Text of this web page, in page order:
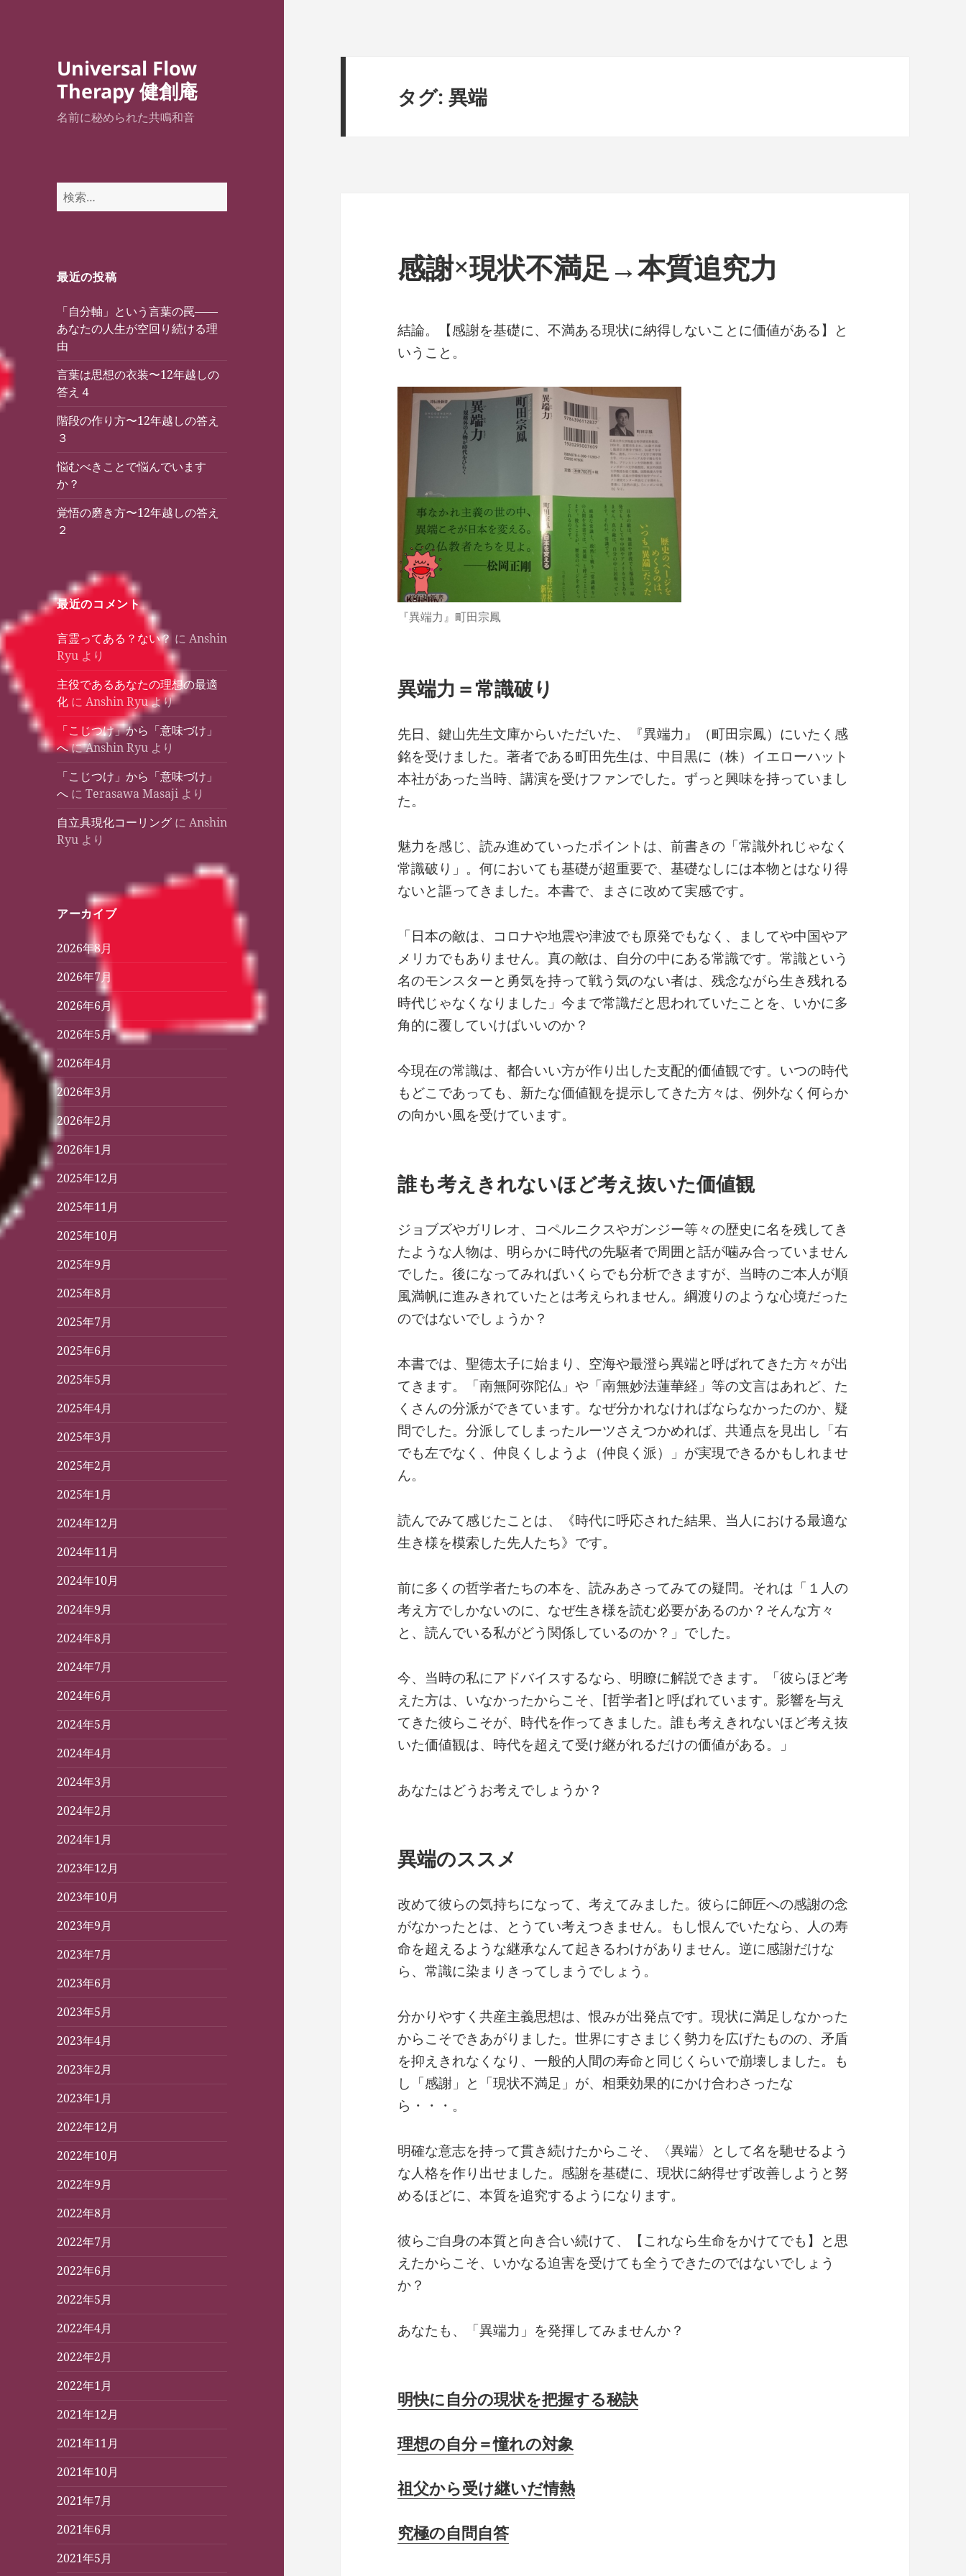
Universal Flow
Therapy 健創庵
名前に秘められた共鳴和音
検
索:
最近の投稿
「自分軸」という言葉の罠——
あなたの人生が空回り続ける理
由
言葉は思想の衣装〜12年越しの
答え４
階段の作り方〜12年越しの答え
３
悩むべきことで悩んでいます
か？
覚悟の磨き方〜12年越しの答え
２
最近のコメント
言霊ってある？ない？ にAnshin
Ryu より
主役であるあなたの理想の最適
化 にAnshin Ryuより
「こじつけ」から「意味づけ」
へにAnshin Ryu より
「こじつけ」から「意味づけ」
へ にTerasawa Masaji より
自立具現化コーリング にAnshin
Ryu より
アーカイブ
2026年8月
2026年7月
2026年6月
2026年5月
2026年4月
2026年3月
2026年2月
2026年1月
2025年12月
2025年11月
2025年10月
2025年9月
2025年8月
2025年7月
2025年6月
2025年5月
2025年4月
2025年3月
2025年2月
2025年1月
2024年12月
2024年11月
2024年10月
2024年9月
2024年8月
2024年7月
2024年6月
2024年5月
2024年4月
2024年3月
2024年2月
2024年1月
2023年12月
2023年10月
2023年9月
2023年7月
2023年6月
2023年5月
2023年4月
2023年2月
2023年1月
2022年12月
2022年10月
2022年9月
2022年8月
2022年7月
2022年6月
2022年5月
2022年4月
2022年2月
2022年1月
2021年12月
2021年11月
2021年10月
2021年7月
2021年6月
2021年5月
タグ:異端
感謝×現状不満足→本質追究力
結論。【感謝を基礎に、不満ある現状に納得しないことに価値がある】と
いうこと。
『異端力』町田宗鳳
異端力＝常識破り
先日、鍵山先生文庫からいただいた、『異端力』（町田宗鳳）にいたく感
銘を受けました。著者である町田先生は、中目黒に（株）イエローハット
本社があった当時、講演を受けファンでした。ずっと興味を持っていまし
た。
魅力を感じ、読み進めていったポイントは、前書きの「常識外れじゃなく
常識破り」。何においても基礎が超重要で、基礎なしには本物とはなり得
ないと謳ってきました。本書で、まさに改めて実感です。
「日本の敵は、コロナや地震や津波でも原発でもなく、ましてや中国やア
メリカでもありません。真の敵は、自分の中にある常識です。常識という
名のモンスターと勇気を持って戦う気のない者は、残念ながら生き残れる
時代じゃなくなりました」今まで常識だと思われていたことを、いかに多
角的に覆していけばいいのか？
今現在の常識は、都合いい方が作り出した支配的価値観です。いつの時代
もどこであっても、新たな価値観を提示してきた方々は、例外なく何らか
の向かい風を受けています。
誰も考えきれないほど考え抜いた価値観
ジョブズやガリレオ、コペルニクスやガンジー等々の歴史に名を残してき
たような人物は、明らかに時代の先駆者で周囲と話が噛み合っていません
でした。後になってみればいくらでも分析できますが、当時のご本人が順
風満帆に進みきれていたとは考えられません。綱渡りのような心境だった
のではないでしょうか？
本書では、聖徳太子に始まり、空海や最澄ら異端と呼ばれてきた方々が出
てきます。「南無阿弥陀仏」や「南無妙法蓮華経」等の文言はあれど、た
くさんの分派ができています。なぜ分かれなければならなかったのか、疑
問でした。分派してしまったルーツさえつかめれば、共通点を見出し「右
でも左でなく、仲良くしようよ（仲良く派）」が実現できるかもしれませ
ん。
読んでみて感じたことは、《時代に呼応された結果、当人における最適な
生き様を模索した先人たち》です。
前に多くの哲学者たちの本を、読みあさってみての疑問。それは「１人の
考え方でしかないのに、なぜ生き様を読む必要があるのか？そんな方々
と、読んでいる私がどう関係しているのか？」でした。
今、当時の私にアドバイスするなら、明瞭に解説できます。「彼らほど考
えた方は、いなかったからこそ、[哲学者]と呼ばれています。影響を与え
てきた彼らこそが、時代を作ってきました。誰も考えきれないほど考え抜
いた価値観は、時代を超えて受け継がれるだけの価値がある。」
あなたはどうお考えでしょうか？
異端のススメ
改めて彼らの気持ちになって、考えてみました。彼らに師匠への感謝の念
がなかったとは、とうてい考えつきません。もし恨んでいたなら、人の寿
命を超えるような継承なんて起きるわけがありません。逆に感謝だけな
ら、常識に染まりきってしまうでしょう。
分かりやすく共産主義思想は、恨みが出発点です。現状に満足しなかった
からこそできあがりました。世界にすさまじく勢力を広げたものの、矛盾
を抑えきれなくなり、一般的人間の寿命と同じくらいで崩壊しました。も
し「感謝」と「現状不満足」が、相乗効果的にかけ合わさったな
ら・・・。
明確な意志を持って貫き続けたからこそ、〈異端〉として名を馳せるよう
な人格を作り出せました。感謝を基礎に、現状に納得せず改善しようと努
めるほどに、本質を追究するようになります。
彼らご自身の本質と向き合い続けて、【これなら生命をかけてでも】と思
えたからこそ、いかなる迫害を受けても全うできたのではないでしょう
か？
あなたも、「異端力」を発揮してみませんか？
明快に自分の現状を把握する秘訣
理想の自分＝憧れの対象
祖父から受け継いだ情熱
究極の自問自答